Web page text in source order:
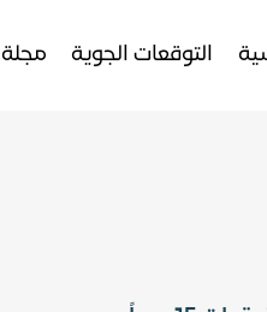
التوقعات الجوية مجلة